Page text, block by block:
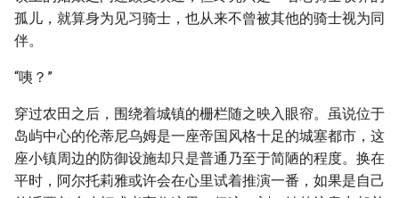
孤儿，就算身为见习骑士，也从来不曾被其他的骑士视为同
伴。
“咦？”
穿过农田之后，围绕着城镇的栅栏随之映入眼帘。虽说位于
岛屿中心的伦蒂尼乌姆是一座帝国风格十足的城塞都市，这
座小镇周边的防御设施却只是普通乃至于简陋的程度。换在
平时，阿尔托莉雅或许会在心里试着推演一番，如果是自己